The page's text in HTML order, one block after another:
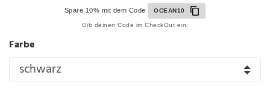
Spare 10% mit dem Code OCEAN10
Gib deinen Code im CheckOut ein.
Farbe